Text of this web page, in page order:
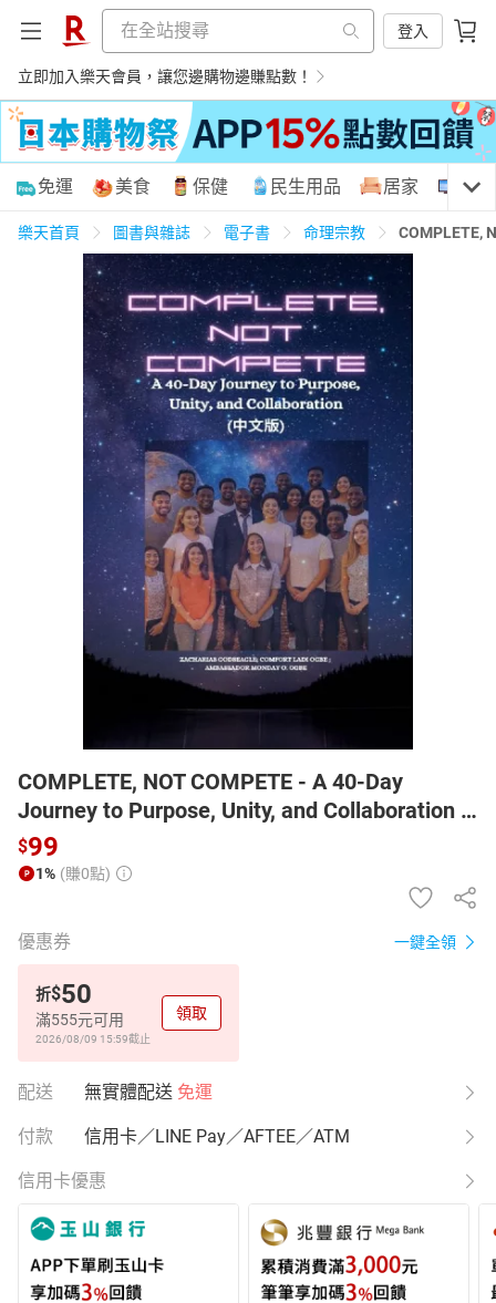
登入
立即加入樂天會員，讓您邊購物邊賺點數！
購物網分類
天天免運 美食蛋糕 養生保健
居家生活 3C家電 運動休閒
男裝 化妝保養 情趣用品
電子/紙本書
免運 美食 保健 民生用品 居家 3C
樂天首頁 圖書與雜誌 電子書 命理宗教 COMPLETE,
COMPLETE, NOT COMPETE - A 40-Day
Journey to Purpose, Unity, and Collaboration -
CHINESE EDITION - 中文版【電子書】
$99
1% (賺0點)
優惠券 一鍵全領
折$50
滿555元可用
2026/08/09 15:59截止
領取
配送 無實體配送 免運
付款 信用卡／LINE Pay／AFTEE／ATM
信用卡優惠